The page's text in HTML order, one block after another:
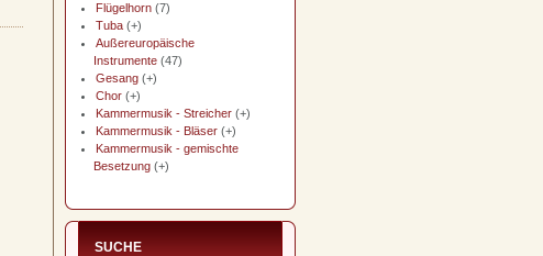
Flügelhorn (7)
Tuba (+)
Außereuropäische
Instrumente (47)
Gesang (+)
Chor (+)
Kammermusik - Streicher (+)
Kammermusik - Bläser (+)
Kammermusik - gemischte
Besetzung (+)
SUCHE